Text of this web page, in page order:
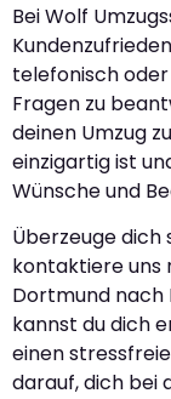
Bei Wolf
telefonisch
Fragen zu
deinen Umzug
einzigartig ist
Wünsche und
Überzeuge dich
kontaktiere uns
Dortmund nach
kannst du dich
einen
darauf, dich bei